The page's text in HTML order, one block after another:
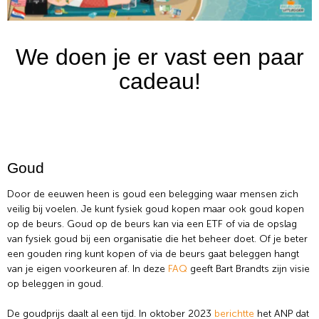
We doen je er vast een paar
cadeau!
Goud
Door de eeuwen heen is goud een belegging waar mensen zich
veilig bij voelen. Je kunt fysiek goud kopen maar ook goud kopen
op de beurs. Goud op de beurs kan via een ETF of via de opslag
van fysiek goud bij een organisatie die het beheer doet. Of je beter
een gouden ring kunt kopen of via de beurs gaat beleggen hangt
van je eigen voorkeuren af. In deze FAQ geeft Bart Brandts zijn visie
op beleggen in goud.
De goudprijs daalt al een tijd. In oktober 2023 berichtte het ANP dat